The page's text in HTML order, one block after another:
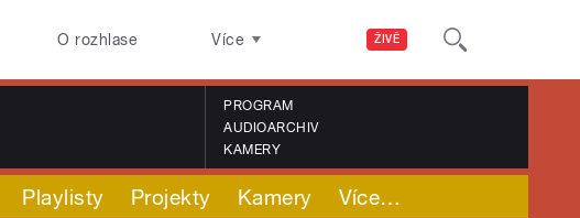
ŽIVĚ
O rozhlase Více
PROGRAM
AUDIOARCHIV
KAMERY
Playlisty Projekty Kamery Více…